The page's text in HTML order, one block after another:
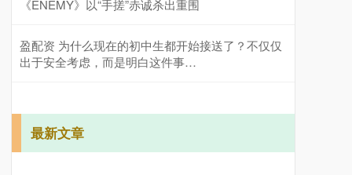
《ENEMY》以“手搓”赤诚杀出重围
盈配资 为什么现在的初中生都开始接送了？不仅仅
出于安全考虑，而是明白这件事…
最新文章